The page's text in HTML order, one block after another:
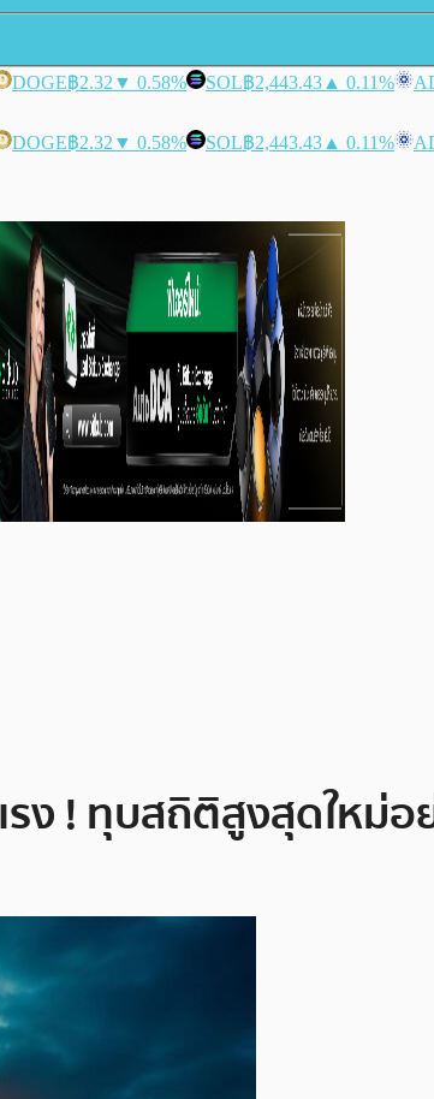
DOGE฿2.32 ▼ 0.58% SOL฿2,443.43 ▲ 0.11%
DOGE฿2.32 ▼ 0.58% SOL฿2,443.43 ▲ 0.11%
ง ! ทุบสถิติสูงสุดใหม่อ